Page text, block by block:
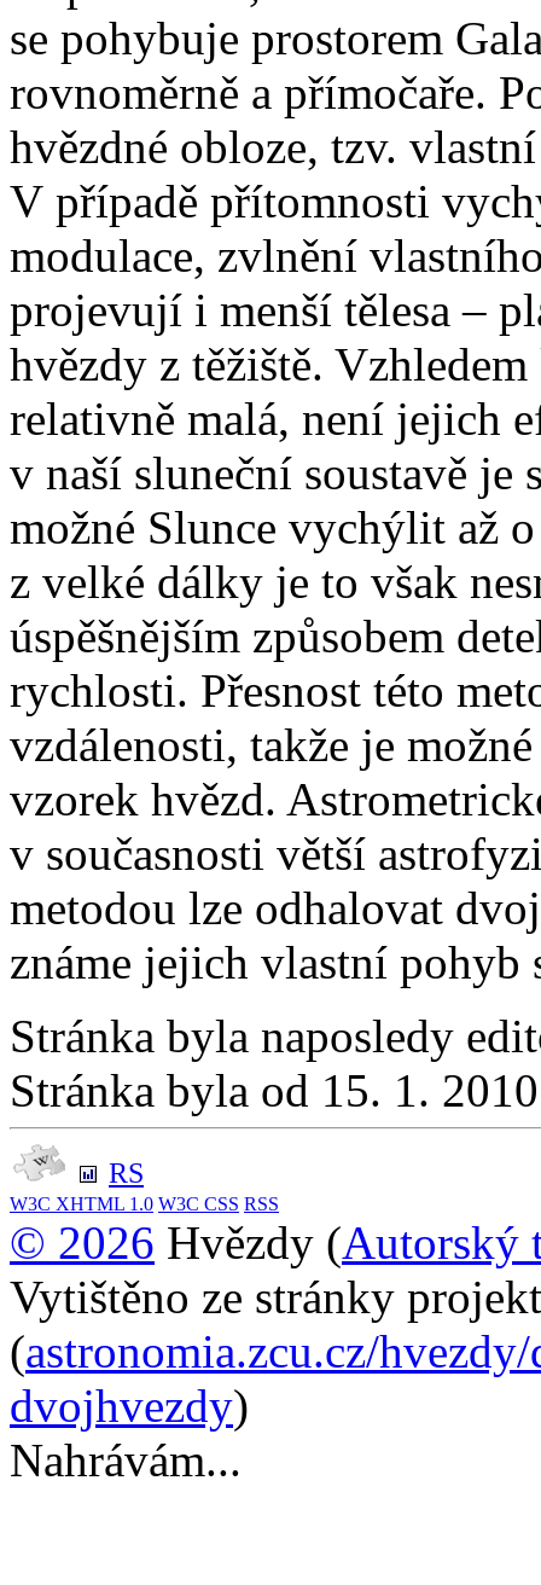
se pohybuje prostorem
rovnoměrně a přímočaře.
hvězdné obloze, tzv.
V případě přítomnosti
modulace, zvlnění
projevují i menší tělesa –
hvězdy z těžiště.
relativně malá, není jejich
v naší sluneční soustavě je
možné Slunce vychýlit až
z velké dálky je to však
úspěšnějším způsobem
rychlosti. Přesnost této
vzdálenosti, takže je
vzorek hvězd.
v současnosti větší
metodou lze odhalovat
známe jejich vlastní
Stránka byla naposledy
Stránka byla od 15. 1.
RS
W3C XHTML 1.0 W3C CSS RSS
© 2026 Hvězdy (Autorský
Vytištěno ze stránky
(astronomia.zcu.cz/
dvojhvezdy)
Nahrávám...